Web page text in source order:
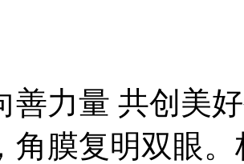
善力量 共创美
角膜复明双眼